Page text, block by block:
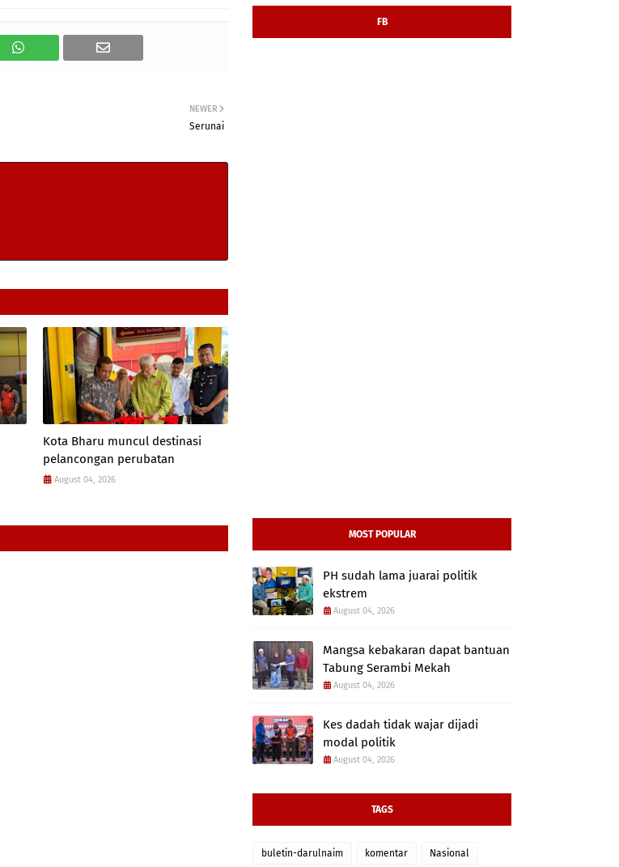
NEWER
Serunai
Kota Bharu muncul destinasi
pelancongan perubatan
August 04, 2026
FB
MOST POPULAR
PH sudah lama juarai politik
ekstrem
August 04, 2026
Mangsa kebakaran dapat bantuan
Tabung Serambi Mekah
August 04, 2026
Kes dadah tidak wajar dijadi
modal politik
August 04, 2026
TAGS
buletin-darulnaim komentar Nasional